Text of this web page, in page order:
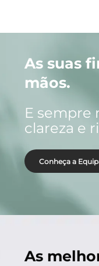
As suas
mãos.
E sempre
clareza e
Conheça a
As